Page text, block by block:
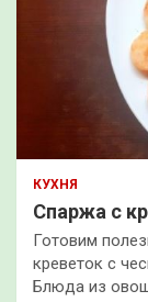
КУХНЯ
Спаржа с
Готовим
креветок с
Блюда из